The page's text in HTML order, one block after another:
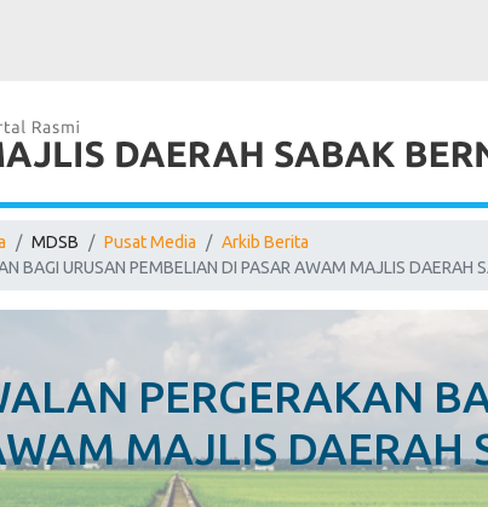
MDSB Pusat Media
Arkib Berita
BAGI URUSAN PEMBELIAN DI PASAR AWAM MAJLIS DAERAH
PERGERAKAN
MAJLIS DAERAH